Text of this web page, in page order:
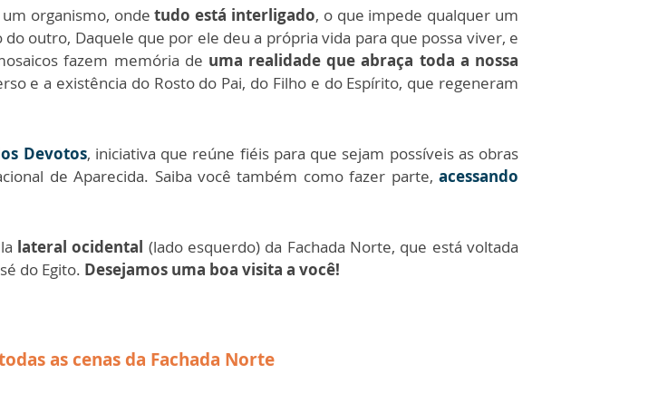
um organismo, ondetudo está interligado, o que impede qualquer um
outro, Daquele que por ele deu a própria vida para que possa viver, e
fazem memória de uma realidade que abraça toda a nossa
e a existência do Rosto do Pai, do Filho e do Espírito, que regeneram
Devotos, iniciativa que reúne fiéis para que sejam possíveis as obras
de Aparecida. Saiba você também como fazer parte, acessando
lateral ocidental (lado esquerdo) da Fachada Norte, que está voltada
do Egito. Desejamos uma boa visita a você!
as cenas da Fachada Norte